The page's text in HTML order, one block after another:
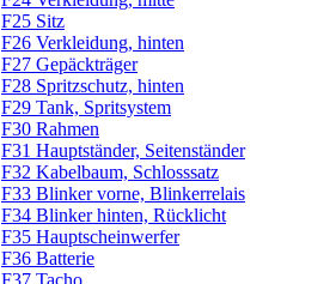
F25 Sitz
F26 Verkleidung, hinten
F27 Gepäckträger
F28 Spritzschutz, hinten
F29 Tank, Spritsystem
F30 Rahmen
F31 Hauptständer, Seitenständer
F32 Kabelbaum, Schlosssatz
F33 Blinker vorne, Blinkerrelais
F34 Blinker hinten, Rücklicht
F35 Hauptscheinwerfer
F36 Batterie
F37 Tacho